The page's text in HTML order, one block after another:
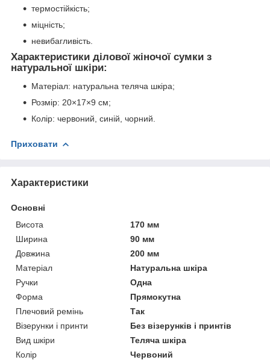
термостійкість;
міцність;
невибагливість.
Характеристики ділової жіночої сумки з
натуральної шкіри:
Матеріал: натуральна теляча шкіра;
Розмір: 20×17×9 см;
Колір: червоний, синій, чорний.
Приховати
Характеристики
Основні
Висота
170 мм
Ширина
90 мм
Довжина
200 мм
Матеріал
Натуральна шкіра
Ручки
Одна
Форма
Прямокутна
Плечовий ремінь
Так
Візерунки і принти
Без візерунків і принтів
Вид шкіри
Теляча шкіра
Колір
Червоний